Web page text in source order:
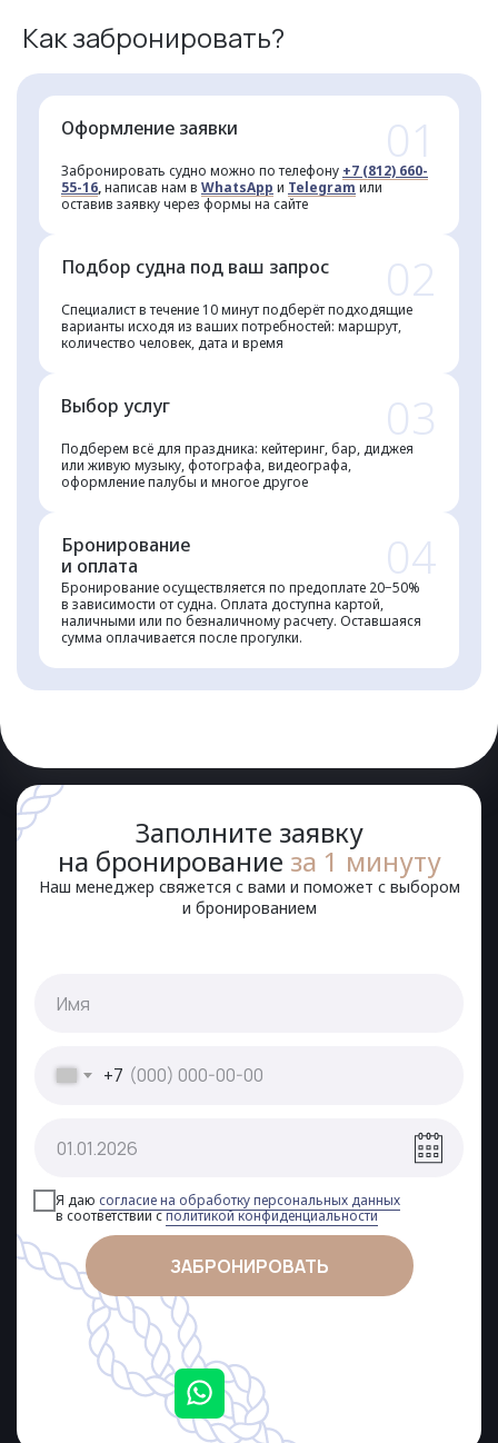
Как забронировать?
Оформление заявки 01
Забронировать судно можно по телефону +7 (812) 660-
55-16,написав нам в WhatsApp и Telegram или
оставив заявку через формы на сайте
Подбор судна под ваш запрос 02
Специалист в течение 10 минут подберёт подходящие
варианты исходя из ваших потребностей: маршрут,
количество человек, дата и время
Выбор услуг 03
Подберем всё для праздника: кейтеринг, бар, диджея
или живую музыку, фотографа, видеографа,
оформление палубы и многое другое
Бронирование
и оплата
04
Бронирование осуществляется по предоплате 20−50%
в зависимости от судна. Оплата доступна картой,
наличными или по безналичному расчету. Оставшаяся
сумма оплачивается после прогулки.
Заполните заявку
на бронирование за 1 минуту
Наш менеджер свяжется с вами и поможет с выбором
и бронированием
+7
Я даю согласие на обработку персональных данных
в соответствии сполитикой конфиденциальности
ЗАБРОНИРОВАТЬ